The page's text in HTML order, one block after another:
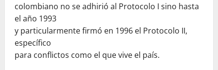
colombiano no se adhirió al Protocolo I sino hasta
el año 1993
y particularmente firmó en 1996 el Protocolo II,
específico
para conflictos como el que vive el país.